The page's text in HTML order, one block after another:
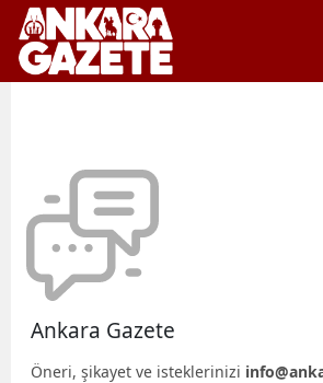
Ankara Gazete
Öneri, şikayet ve isteklerinizi